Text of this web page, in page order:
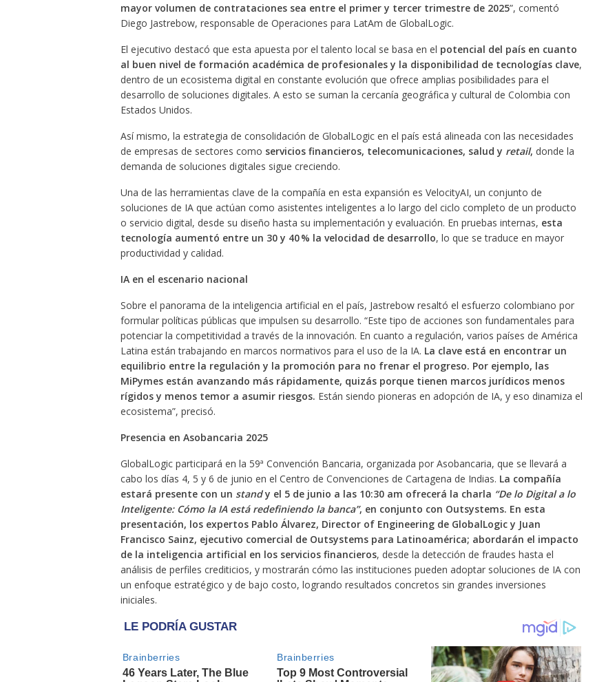
mayor volumen de contrataciones sea entre el primer y tercer trimestre de 2025”, comentó
Diego Jastrebow, responsable de Operaciones para LatAm de GlobalLogic.
El ejecutivo destacó que esta apuesta por el talento local se basa en el potencial del país en cuanto
al buen nivel de formación académica de profesionales y la disponibilidad de tecnologías clave,
dentro de un ecosistema digital en constante evolución que ofrece amplias posibilidades para el
desarrollo de soluciones digitales. A esto se suman la cercanía geográfica y cultural de Colombia con
Estados Unidos.
Así mismo, la estrategia de consolidación de GlobalLogic en el país está alineada con las necesidades
de empresas de sectores como servicios financieros, telecomunicaciones, salud y retail, donde la
demanda de soluciones digitales sigue creciendo.
Una de las herramientas clave de la compañía en esta expansión es VelocityAI, un conjunto de
soluciones de IA que actúan como asistentes inteligentes a lo largo del ciclo completo de un producto
o servicio digital, desde su diseño hasta su implementación y evaluación. En pruebas internas, esta
tecnología aumentó entre un 30 y 40 % la velocidad de desarrollo, lo que se traduce en mayor
productividad y calidad.
IA en el escenario nacional
Sobre el panorama de la inteligencia artificial en el país, Jastrebow resaltó el esfuerzo colombiano por
formular políticas públicas que impulsen su desarrollo. “Este tipo de acciones son fundamentales para
potenciar la competitividad a través de la innovación. En cuanto a regulación, varios países de América
Latina están trabajando en marcos normativos para el uso de la IA. La clave está en encontrar un
equilibrio entre la regulación y la promoción para no frenar el progreso. Por ejemplo, las
MiPymes están avanzando más rápidamente, quizás porque tienen marcos jurídicos menos
rígidos y menos temor a asumir riesgos. Están siendo pioneras en adopción de IA, y eso dinamiza el
ecosistema”, precisó.
Presencia en Asobancaria 2025
GlobalLogic participará en la 59ª Convención Bancaria, organizada por Asobancaria, que se llevará a
cabo los días 4, 5 y 6 de junio en el Centro de Convenciones de Cartagena de Indias. La compañía
estará presente con un standy el 5 de junio a las 10:30 am ofrecerá la charla “De lo Digital a lo
Inteligente: Cómo la IA está redefiniendo la banca”, en conjunto con Outsystems. En esta
presentación, los expertos Pablo Álvarez, Director of Engineering de GlobalLogic y Juan
Francisco Sainz, ejecutivo comercial de Outsystems para Latinoamérica; abordarán el impacto
de la inteligencia artificial en los servicios financieros, desde la detección de fraudes hasta el
análisis de perfiles crediticios, y mostrarán cómo las instituciones pueden adoptar soluciones de IA con
un enfoque estratégico y de bajo costo, logrando resultados concretos sin grandes inversiones
iniciales.